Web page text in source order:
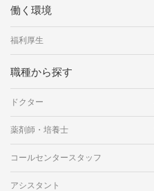
働く環境
福利厚生
職種から探す
ドクター
薬剤師・培養士
コールセンタースタッフ
アシスタント